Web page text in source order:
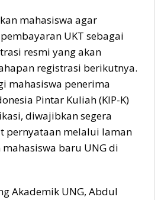
mahasiswa agar
UKT sebagai
resmi yang akan
registrasi berikutnya.
mahasiswa penerima
Pintar Kuliah (KIP-K)
diwajibkan segera
pernyataan melalui laman
baru UNG di
Akademik UNG, Abdul